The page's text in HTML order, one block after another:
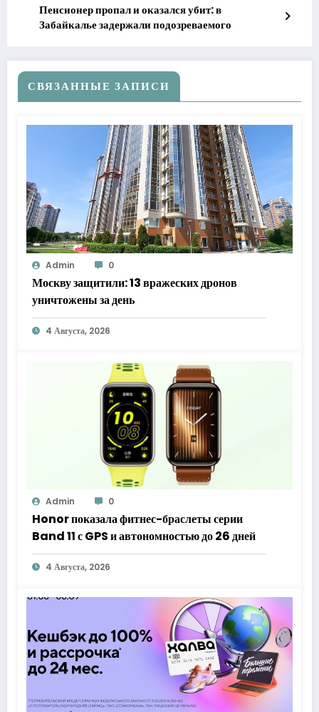
Пенсионер пропал и оказался убит: в
Забайкалье задержали подозреваемого
СВЯЗАННЫЕ ЗАПИСИ
Admin 0
Москву защитили: 13 вражеских дронов
уничтожены за день
4 Августа, 2026
Admin 0
Honor показала фитнес-браслеты серии
Band 11 с GPS и автономностью до 26 дней
4 Августа, 2026